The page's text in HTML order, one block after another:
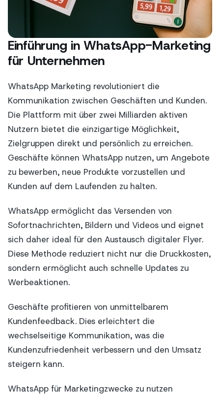
Einführung in WhatsApp-Marketing
für Unternehmen
WhatsApp Marketing revolutioniert die
Kommunikation zwischen Geschäften und Kunden.
Die Plattform mit über zwei Milliarden aktiven
Nutzern bietet die einzigartige Möglichkeit,
Zielgruppen direkt und persönlich zu erreichen.
Geschäfte können WhatsApp nutzen, um Angebote
zu bewerben, neue Produkte vorzustellen und
Kunden auf dem Laufenden zu halten.
WhatsApp ermöglicht das Versenden von
Sofortnachrichten, Bildern und Videos und eignet
sich daher ideal für den Austausch digitaler Flyer.
Diese Methode reduziert nicht nur die Druckkosten,
sondern ermöglicht auch schnelle Updates zu
Werbeaktionen.
Geschäfte profitieren von unmittelbarem
Kundenfeedback. Dies erleichtert die
wechselseitige Kommunikation, was die
Kundenzufriedenheit verbessern und den Umsatz
steigern kann.
WhatsApp für Marketingzwecke zu nutzen